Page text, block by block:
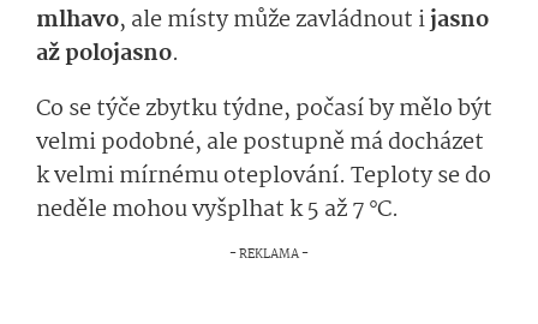
mlhavo, ale místy může zavládnout ijasno
až polojasno.
Co se týče zbytku týdne, počasí by mělo být
velmi podobné, ale postupně má docházet
k velmi mírnému oteplování. Teploty se do
neděle mohou vyšplhat k 5 až 7 °C.